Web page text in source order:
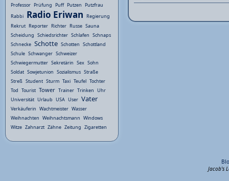
Professor Prüfung Puff Putzen Putzfrau
Rabbi Radio Eriwan Regierung
Rekrut Reporter Richter Russe Sauna
Scheidung Schiedsrichter Schlafen Schnaps
Schnecke Schotte Schotten Schottland
Schule Schwanger Schweizer
Schwiegermutter Sekretärin Sex Sohn
Soldat Sowjetunion Sozialismus Straße
Streß Student Sturm Taxi Teufel Tochter
Tod Tourist Tower Trainer Trinken Uhr
Universität Urlaub USA User Vater
Verkäuferin Wachtmeister Wasser
Weihnachten Weihnachtsmann Windows
Witze Zahnarzt Zähne Zeitung Zigaretten
Jacob's